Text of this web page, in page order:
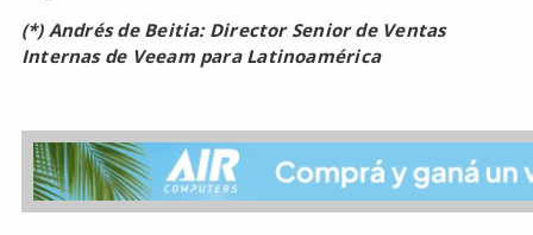
(*) Andrés de Beitia: Director Senior de Ventas
Internas de Veeam para Latinoamérica